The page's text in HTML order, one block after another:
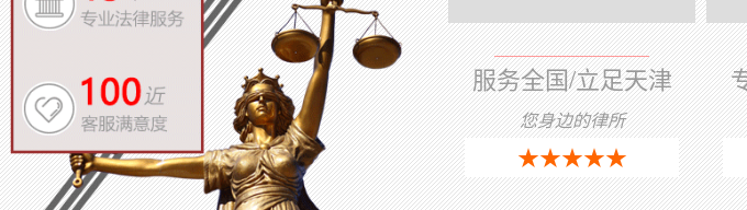
服务全国/立足天津
您身边的律所
★★★★★